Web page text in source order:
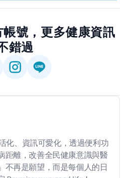
帳號，更多健康資訊
錯過
化、資訊可愛化，透過便利功
距離，改善全民健康意識與醫
不再是願望，而是每個人的日